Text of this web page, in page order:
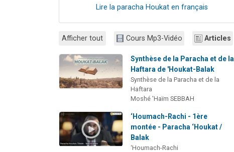
Lire la paracha Houkat en français
Afficher tout Cours Mp3-Vidéo Articles
Synthèse de la Paracha et de la
Haftara de 'Houkat-Balak
Synthèse de la Paracha et de la
Haftara
Moshé 'Haïm SEBBAH
‘Houmach-Rachi - 1ère
montée - Paracha ‘Houkat /
Balak
‘Houmach-Rachi